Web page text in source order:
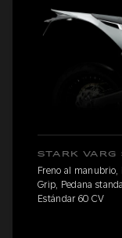
STARK VARG
Freno al
Grip, Pedana
Estándar 60 CV